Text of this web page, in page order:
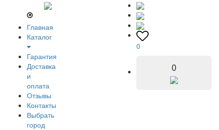
Главная
Каталог
Гарантия
Доставка
и
оплата
Отзывы
Контакты
Выбрать
город
0
0